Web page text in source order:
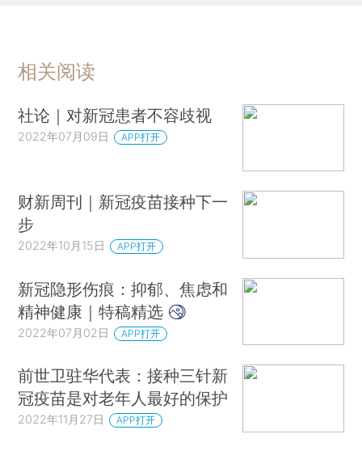
相关阅读
社论｜对新冠患者不容歧视
2022年07月09日 APP打开
财新周刊｜新冠疫苗接种下一
步
2022年10月15日 APP打开
新冠隐形伤痕：抑郁、焦虑和
精神健康｜特稿精选
2022年07月02日 APP打开
前世卫驻华代表：接种三针新
冠疫苗是对老年人最好的保护
2022年11月27日 APP打开